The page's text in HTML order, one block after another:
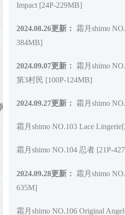
Impact [24P-229MB]
2024.08.26更新：
霜月shimo
384MB]
2024.09.07更新：
霜月shimo
第3村民 [100P-124MB]
2024.09.27更新： 霜月shimo
霜月shimo NO.103 Lace
霜月shimo NO.104 忍者 [21P-
2024.09.28更新：
霜月shimo
635M]
霜月shimo NO.106 Original